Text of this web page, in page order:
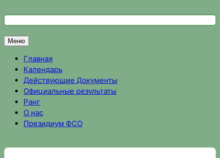
кФедерация спортивного ориентирования Омской области
Спортивное ориентирование в Омске, результаты
Меню
Главная
Календарь
Действующие Документы
Официальные результаты
Ранг
О нас
Президиум ФСО